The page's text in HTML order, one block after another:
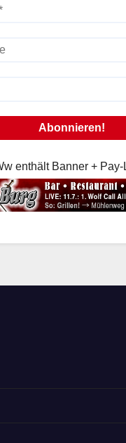
enthält Banner + Pay-